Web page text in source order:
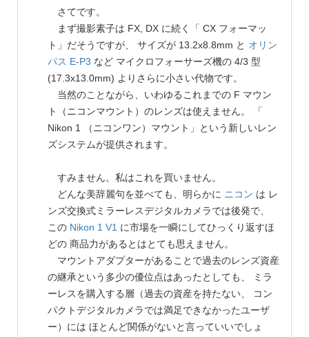
さてです。
まず撮影素子は FX, DX に続く「 CX フォーマッ
ト」だそうですが、 サイズが 13.2x8.8mm と オリン
パス E-P3 など マイクロフォーサーズ機の 4/3 型
(17.3x13.0mm) よりさらに小さい代物です。
当然のことながら、いわゆるこれまでの F マウン
ト（ニコンマウント）のレンズは使えません。 「
Nikon 1 （ニコンワン）マウント」という新しいレン
ズシステムが提供されます。
すみません。私はこれを買いません。
どんな美辞麗句を並べても、明らかに ニコン は レ
ンズ交換式ミラーレスデジタルカメラでは後発で、
この Nikon 1 V1 に市場を一瞬にしてひっくり返すほ
どの 商品力があるとはとても思えません。
マウントアダプターがあることで過去のレンズ資産
の継承という多少の優位点はあったとしても、 ミラ
ーレスを購入する層（過去の資産を持たない、 コン
パクトデジタルカメラでは満足できなかったユーザ
ー）には ほとんど関係がないと言っていいでしょ